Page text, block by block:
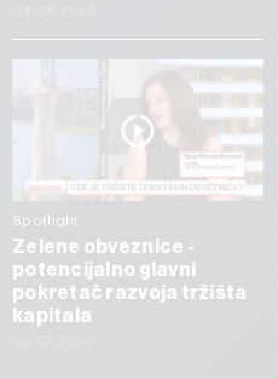
Spotlight
Zelene obveznice -
potencijalno glavni
pokretač razvoja tržišta
kapitala